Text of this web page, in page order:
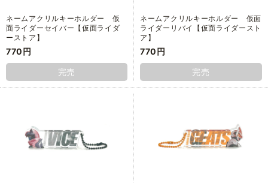
ネームアクリルキーホルダー 仮
面ライダーセイバー【仮面ライダ
ーストア】
770円
完売
ネームアクリルキーホルダー 仮面
ライダーリバイ【仮面ライダースト
ア】
770円
完売